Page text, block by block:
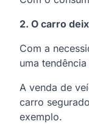
2. O carro
Com a
uma
A venda de
carro
exemplo.